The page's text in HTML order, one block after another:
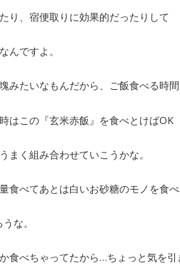
り、宿便取りに効果的だったりして
んですよ。
みたいなもんだから、ご飯食べる時
はこの『玄米赤飯』を食べとけばOK
まく組み合わせていこうかな。
食べてあとは白いお砂糖のモノを食
な。
食べちゃってたから…ちょっと気を引